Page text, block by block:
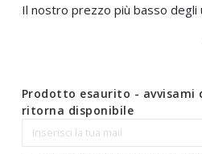
Il nostro prezzo più basso degli
Prodotto esaurito -
ritorna disponibile